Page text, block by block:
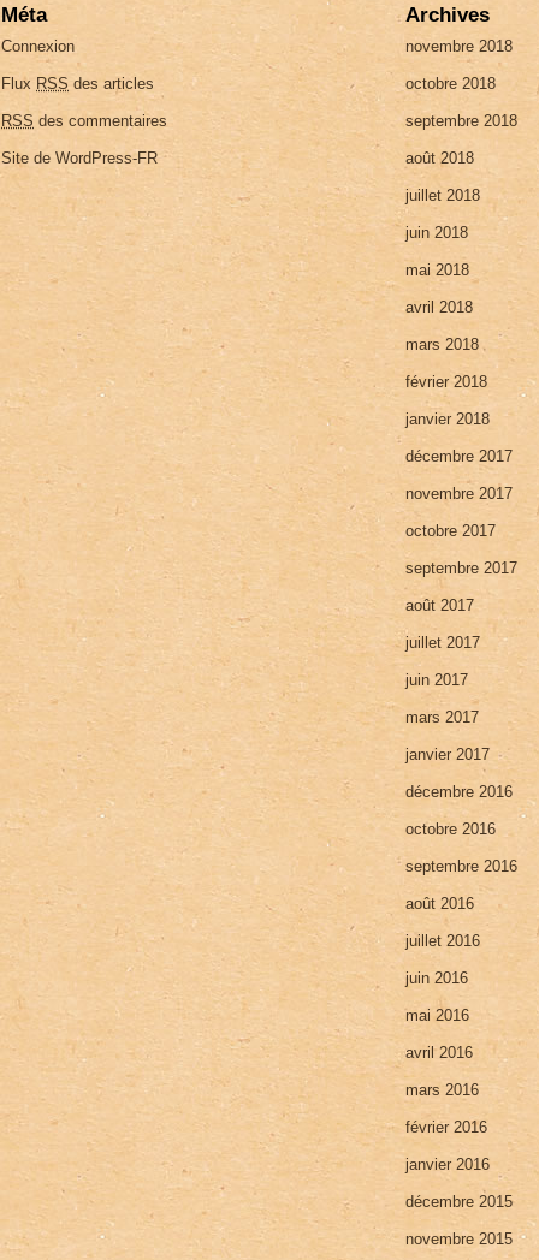
Méta
Connexion
Flux RSS des articles
RSS des commentaires
Site de WordPress-FR
Archives
novembre 2018
octobre 2018
septembre 2018
août 2018
juillet 2018
juin 2018
mai 2018
avril 2018
mars 2018
février 2018
janvier 2018
décembre 2017
novembre 2017
octobre 2017
septembre 2017
août 2017
juillet 2017
juin 2017
mars 2017
janvier 2017
décembre 2016
octobre 2016
septembre 2016
août 2016
juillet 2016
juin 2016
mai 2016
avril 2016
mars 2016
février 2016
janvier 2016
décembre 2015
novembre 2015